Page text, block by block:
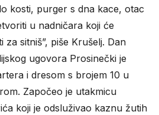
kosti, purger s dna kace, otac
u nadničara koji će
sitniš”, piše Krušelj. Dan
ugovora Prosinečki je
i dresom s brojem 10 u
Započeo je utakmicu
koji je odsluživao kaznu žutih